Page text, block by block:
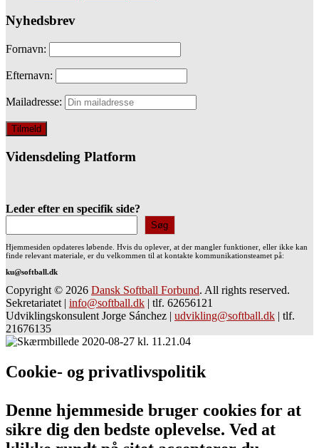
Nyhedsbrev
Fornavn:
Efternavn:
Mailadresse:
Vidensdeling Platform
Leder efter en specifik side?
Søg
Hjemmesiden opdateres løbende. Hvis du oplever, at der mangler funktioner, eller ikke kan
finde relevant materiale, er du velkommen til at kontakte kommunikationsteamet på:
ku@softball.dk
Copyright © 2026 Dansk Softball Forbund. All rights reserved.
Sekretariatet | info@softball.dk | tlf. 62656121
Udviklingskonsulent Jorge Sánchez | udvikling@softball.dk | tlf.
21676135
Cookie- og privatlivspolitik
Denne hjemmeside bruger cookies for at
sikre dig den bedste oplevelse. Ved at